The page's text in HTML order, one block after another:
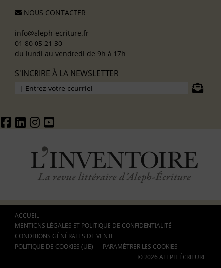
NOUS CONTACTER
info@aleph-ecriture.fr
01 80 05 21 30
du lundi au vendredi de 9h à 17h
S'INCRIRE À LA NEWSLETTER
ACCUEIL
MENTIONS LÉGALES ET POLITIQUE DE CONFIDENTIALITÉ
CONDITIONS GÉNÉRALES DE VENTE
POLITIQUE DE COOKIES (UE)
PARAMÉTRER LES COOKIES
© 2026 ALEPH ÉCRITURE